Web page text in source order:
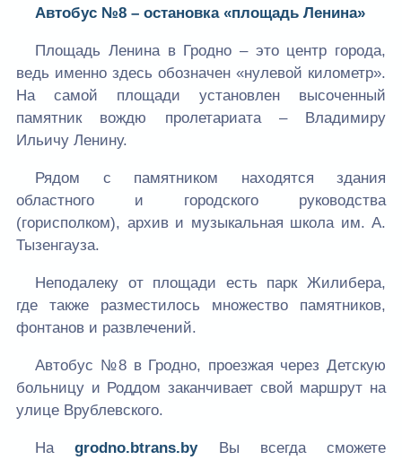
Автобус №8 – остановка «площадь Ленина»
Площадь Ленина в Гродно – это центр города,
ведь именно здесь обозначен «нулевой километр».
На самой площади установлен высоченный
памятник вождю пролетариата – Владимиру
Ильичу Ленину.
Рядом с памятником находятся здания
областного и городского руководства
(горисполком), архив и музыкальная школа им. А.
Тызенгауза.
Неподалеку от площади есть парк Жилибера,
где также разместилось множество памятников,
фонтанов и развлечений.
Автобус №8 в Гродно, проезжая через Детскую
больницу и Роддом заканчивает свой маршрут на
улице Врублевского.
Наgrodno.btrans.byВы всегда сможете